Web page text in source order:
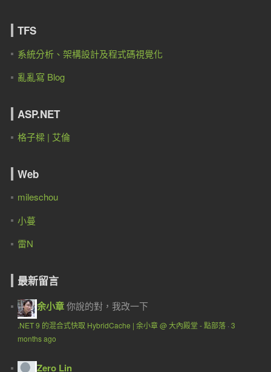
TFS
系統分析、架構設計及程式碼視覺化
亂亂寫 Blog
ASP.NET
格子樑 | 艾倫
Web
mileschou
小蔓
雷N
最新留言
余小章你說的對，我改一下
.NET 9 的混合式快取 HybridCache | 余小章 @ 大內殿堂 - 點部落· 3
months ago
Zero Lin